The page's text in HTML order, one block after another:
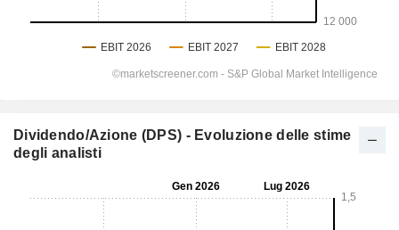
Dividendo/Azione (DPS) - Evoluzione delle stime
degli analisti